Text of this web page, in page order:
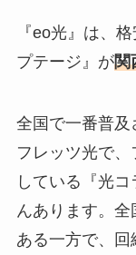
『eo光』は、
プテージ』が関
全国で一番普
フレッツ光で
している『光
んあります。
ある一方で、